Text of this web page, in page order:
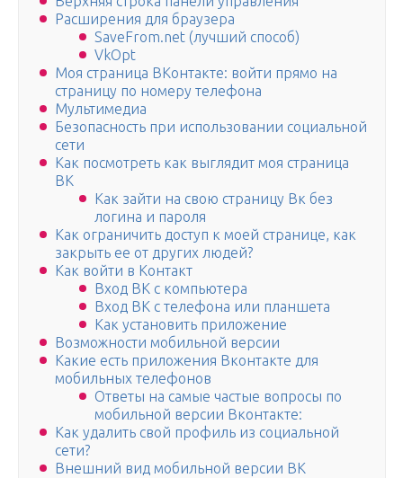
Расширения для браузера
SaveFrom.net (лучший способ)
VkOpt
Моя страница ВКонтакте: войти прямо на
страницу по номеру телефона
Мультимедиа
Безопасность при использовании социальной
сети
Как посмотреть как выглядит моя страница
ВК
Как зайти на свою страницу Вк без
логина и пароля
Как ограничить доступ к моей странице, как
закрыть ее от других людей?
Как войти в Контакт
Вход ВК с компьютера
Вход ВК с телефона или планшета
Как установить приложение
Возможности мобильной версии
Какие есть приложения Вконтакте для
мобильных телефонов
Ответы на самые частые вопросы по
мобильной версии Вконтакте:
Как удалить свой профиль из социальной
сети?
Внешний вид мобильной версии ВК